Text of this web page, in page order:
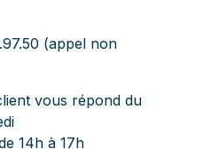
(appel non
vous répond du
14h à 17h